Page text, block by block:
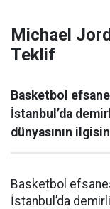
Michael
Teklif
Basketbol
İstanbul’da
dünyasının
Basketbol
İstanbul’da